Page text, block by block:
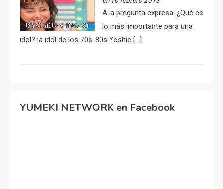
A la pregunta expresa: ¿Qué es
lo más importante para una
idol? la idol de los 70s-80s Yoshie […]
YUMEKI NETWORK en Facebook